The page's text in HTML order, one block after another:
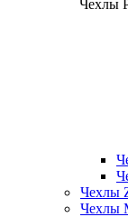
Чехлы
Чехлы
Чехлы